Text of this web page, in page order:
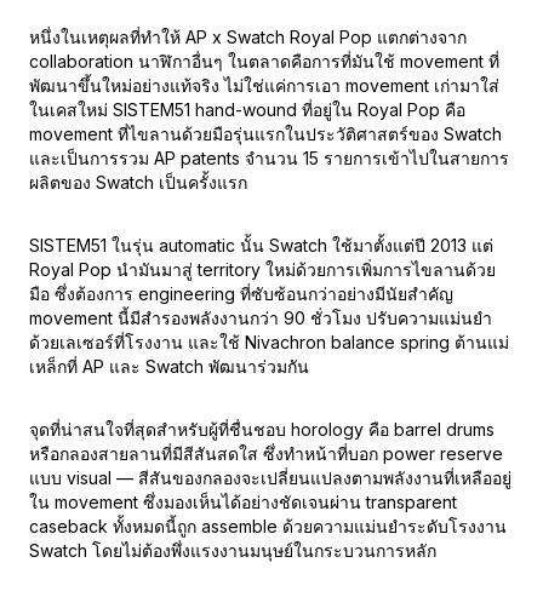
หนึ่งในเหตุผลที่ทำให้ AP x Swatch Royal Pop แตกต่างจาก
collaboration นาฬิกาอื่นๆ ในตลาดคือการที่มันใช้ movement ที่
พัฒนาขึ้นใหม่อย่างแท้จริง ไม่ใช่แค่การเอา movement เก่ามาใส่
ในเคสใหม่ SISTEM51 hand-wound ที่อยู่ใน Royal Pop คือ
movement ที่ไขลานด้วยมือรุ่นแรกในประวัติศาสตร์ของ Swatch
และเป็นการรวม AP patents จำนวน 15 รายการเข้าไปในสายการ
ผลิตของ Swatch เป็นครั้งแรก
SISTEM51 ในรุ่น automatic นั้น Swatch ใช้มาตั้งแต่ปี 2013 แต่
Royal Pop นำมันมาสู่ territory ใหม่ด้วยการเพิ่มการไขลานด้วย
มือ ซึ่งต้องการ engineering ที่ซับซ้อนกว่าอย่างมีนัยสำคัญ
movement นี้มีสำรองพลังงานกว่า 90 ชั่วโมง ปรับความแม่นยำ
ด้วยเลเซอร์ที่โรงงาน และใช้ Nivachron balance spring ต้านแม่
เหล็กที่ AP และ Swatch พัฒนาร่วมกัน
จุดที่น่าสนใจที่สุดสำหรับผู้ที่ชื่นชอบ horology คือ barrel drums
หรือกลองสายลานที่มีสีสันสดใส ซึ่งทำหน้าที่บอก power reserve
แบบ visual — สีสันของกลองจะเปลี่ยนแปลงตามพลังงานที่เหลืออยู่
ใน movement ซึ่งมองเห็นได้อย่างชัดเจนผ่าน transparent
caseback ทั้งหมดนี้ถูก assemble ด้วยความแม่นยำระดับโรงงาน
Swatch โดยไม่ต้องพึ่งแรงงานมนุษย์ในกระบวนการหลัก